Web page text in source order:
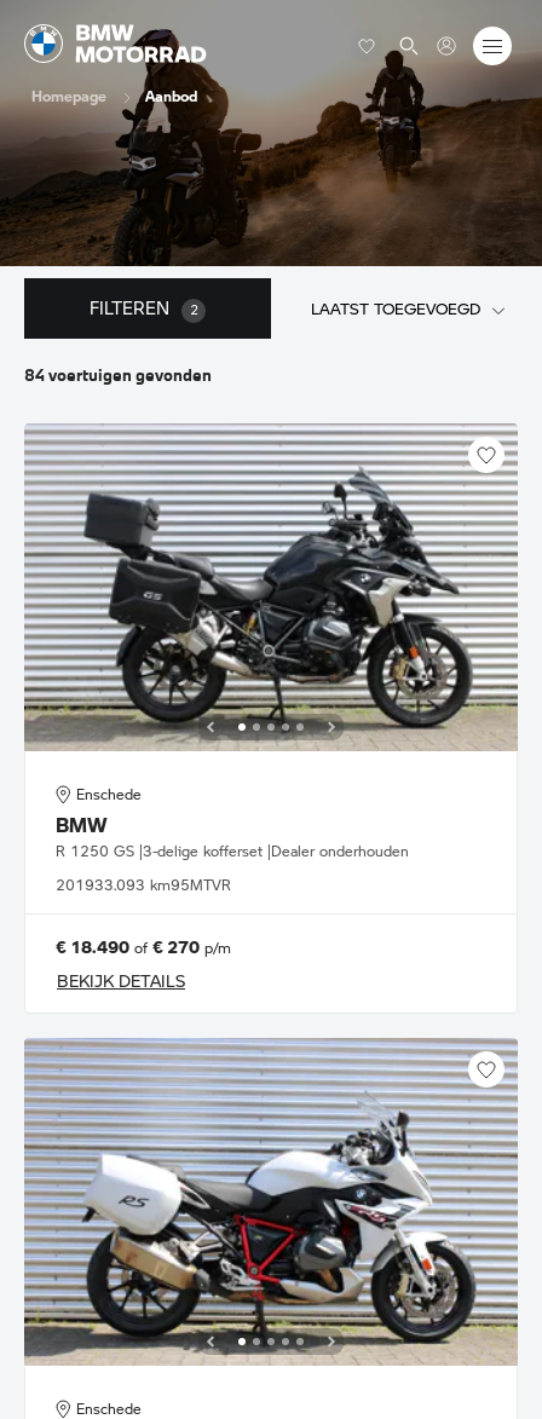
Homepage Aanbod
FILTEREN 2 LAATST TOEGEVOEGD
84voertuigen gevonden
Enschede
BMW
R 1250 GS |3-delige kofferset |Dealer onderhouden
201933.093 km95MTVR
€ 18.490 of € 270 p/m
BEKIJK DETAILS
Enschede